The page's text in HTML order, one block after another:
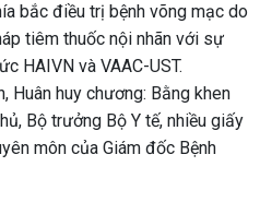
bắc điều trị bệnh võng mạc do
tiêm thuốc nội nhãn với sự
HAIVN và VAAC-UST.
Huân huy chương: Bằng khen
Bộ trưởng Bộ Y tế, nhiều giấy
môn của Giám đốc Bệnh